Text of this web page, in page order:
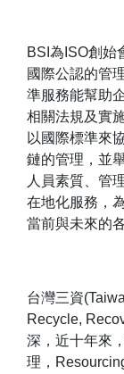
BSI為ISO創始
國際公認的管
準服務能幫助
相關法規及實
以國際標準來
鏈的管理，並
人員素質、管
在地化服務，
當前與未來的
台灣三資
Recycle,
深，近十年來
理，